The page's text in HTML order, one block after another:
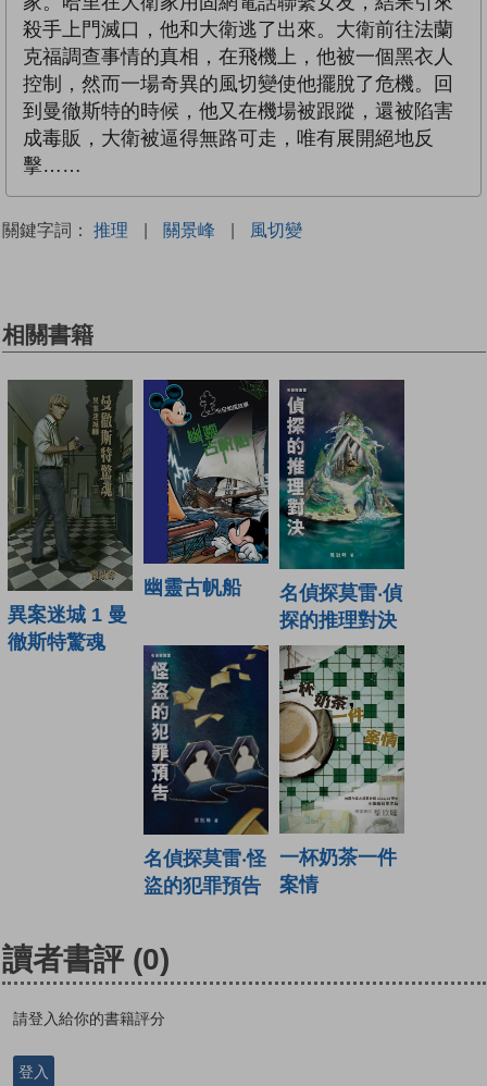
殺手上門滅口，他和大衛逃了出來。大衛前往法蘭
克福調查事情的真相，在飛機上，他被一個黑衣人
控制，然而一場奇異的風切變使他擺脫了危機。回
到曼徹斯特的時候，他又在機場被跟蹤，還被陷害
成毒販，大衛被逼得無路可走，唯有展開絕地反
擊……
關鍵字詞： 推理 | 關景峰 | 風切變
相關書籍
異案迷城 1 曼
徹斯特驚魂
幽靈古帆船
名偵探莫雷‧偵
探的推理對決
名偵探莫雷‧怪
盜的犯罪預告
一杯奶茶一件
案情
讀者書評 (0)
請登入給你的書籍評分
登入